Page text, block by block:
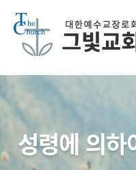
성령에 의하